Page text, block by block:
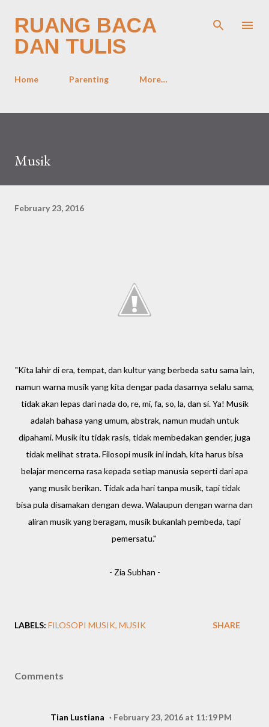
RUANG BACA
DAN TULIS
Home Parenting More…
Musik
February 23, 2016
"Kita lahir di era, tempat, dan kultur yang berbeda satu sama lain,
namun warna musik yang kita dengar pada dasarnya selalu sama,
tidak akan lepas dari nada do, re, mi, fa, so, la, dan si. Ya! Musik
adalah bahasa yang umum, abstrak, namun mudah untuk
dipahami. Musik itu tidak rasis, tidak membedakan gender, juga
tidak melihat strata. Filosopi musik ini indah, kita harus bisa
belajar mencerna rasa kepada setiap manusia seperti dari apa
yang musik berikan. Tidak ada hari tanpa musik, tapi tidak
bisa pula disamakan dengan dewa. Walaupun dengan warna dan
aliran musik yang beragam, musik bukanlah pembeda, tapi
pemersatu."
- Zia Subhan -
LABELS: FILOSOPI MUSIK MUSIK SHARE
Comments
Tian Lustiana February 23, 2016 at 11:19 PM